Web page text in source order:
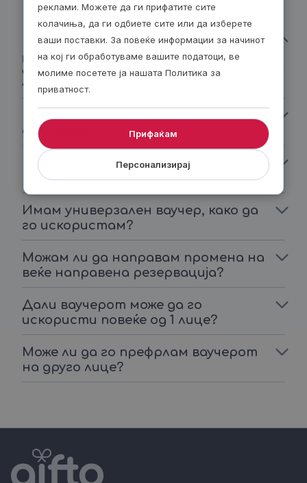
Прашања и Одговори
Каде се наоѓа бројот на ваучерот?
И на дигиталниот ваучер и на ваучерот за подарок кодот
е испишан на видното место и изгледа на следниот начин:
ABC_ABCDE.
Како можам да го променам моето
доживување?
Мојот ваучер е истечен, што да
правам?
Имам универзален ваучер, како да
го искористам?
Можам ли да направам промена на
веќе направена резервација?
Дали ваучерот може да го
искористи повеќе од 1 лице?
Може ли да го префрлам ваучерот
на друго лице?
реклами. Можете да ги прифатите сите
колачиња, да ги одбиете сите или да изберете
ваши поставки. За повеќе информации за начинот
на кој ги обработуваме вашите податоци, ве
молиме посетете ја нашата Политика за
приватност.
Персонализирај
Прифаќам